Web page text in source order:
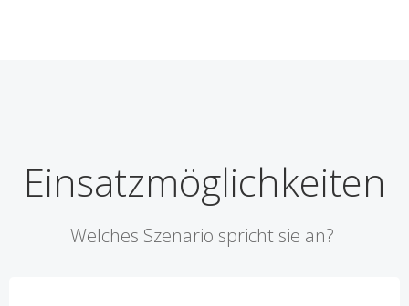
Einsatzmöglichkeiten
Welches Szenario spricht sie an?